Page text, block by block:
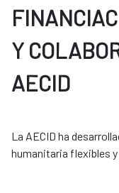
Y
AECID
La AECID ha
humanitaria flexibles